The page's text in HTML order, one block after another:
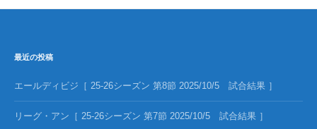
最近の投稿
エールディビジ［ 25-26シーズン 第8節 2025/10/5 試合結果 ］
リーグ・アン［ 25-26シーズン 第7節 2025/10/5 試合結果 ］